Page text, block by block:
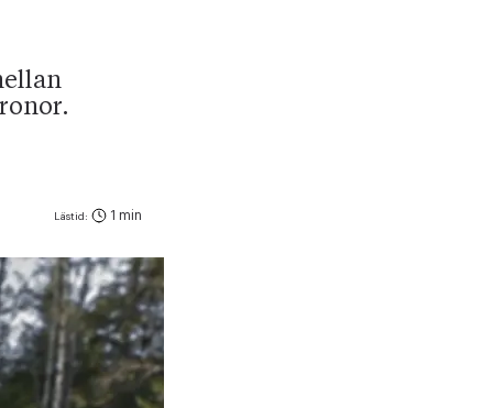
Lästid: 1 min